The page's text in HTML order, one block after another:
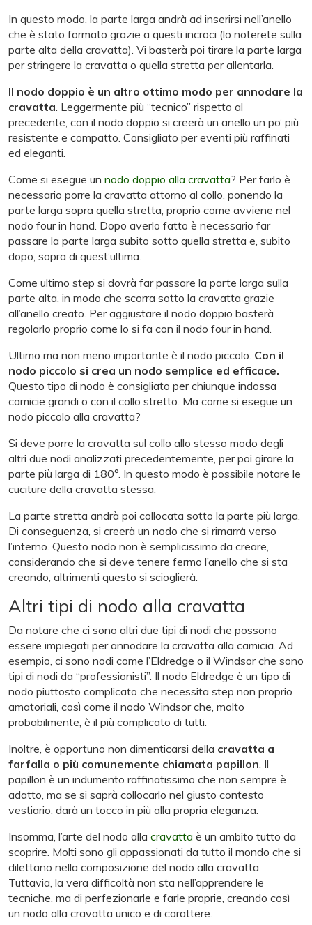
In questo modo, la parte larga andrà ad inserirsi nell’anello
che è stato formato grazie a questi incroci (lo noterete sulla
parte alta della cravatta). Vi basterà poi tirare la parte larga
per stringere la cravatta o quella stretta per allentarla.
Il nodo doppio è un altro ottimo modo per annodare la
cravatta . Leggermente più “tecnico” rispetto al
precedente, con il nodo doppio si creerà un anello un po’ più
resistente e compatto. Consigliato per eventi più raffinati
ed eleganti.
Come si esegue un nodo doppio alla cravatta? Per farlo è
necessario porre la cravatta attorno al collo, ponendo la
parte larga sopra quella stretta, proprio come avviene nel
nodo four in hand. Dopo averlo fatto è necessario far
passare la parte larga subito sotto quella stretta e, subito
dopo, sopra di quest’ultima.
Come ultimo step si dovrà far passare la parte larga sulla
parte alta, in modo che scorra sotto la cravatta grazie
all’anello creato. Per aggiustare il nodo doppio basterà
regolarlo proprio come lo si fa con il nodo four in hand.
Ultimo ma non meno importante è il nodo piccolo. Con il
nodo piccolo si crea un nodo semplice ed efficace.
Questo tipo di nodo è consigliato per chiunque indossa
camicie grandi o con il collo stretto. Ma come si esegue un
nodo piccolo alla cravatta?
Si deve porre la cravatta sul collo allo stesso modo degli
altri due nodi analizzati precedentemente, per poi girare la
parte più larga di 180°. In questo modo è possibile notare le
cuciture della cravatta stessa.
La parte stretta andrà poi collocata sotto la parte più larga.
Di conseguenza, si creerà un nodo che si rimarrà verso
l’interno. Questo nodo non è semplicissimo da creare,
considerando che si deve tenere fermo l’anello che si sta
creando, altrimenti questo si scioglierà.
Altri tipi di nodo alla cravatta
Da notare che ci sono altri due tipi di nodi che possono
essere impiegati per annodare la cravatta alla camicia. Ad
esempio, ci sono nodi come l’Eldredge o il Windsor che sono
tipi di nodi da “professionisti”. Il nodo Eldredge è un tipo di
nodo piuttosto complicato che necessita step non proprio
amatoriali, così come il nodo Windsor che, molto
probabilmente, è il più complicato di tutti.
Inoltre, è opportuno non dimenticarsi della cravatta a
farfalla o più comunemente chiamata papillon . Il
papillon è un indumento raffinatissimo che non sempre è
adatto, ma se si saprà collocarlo nel giusto contesto
vestiario, darà un tocco in più alla propria eleganza.
Insomma, l’arte del nodo alla cravatta è un ambito tutto da
scoprire. Molti sono gli appassionati da tutto il mondo che si
dilettano nella composizione del nodo alla cravatta.
Tuttavia, la vera difficoltà non sta nell’apprendere le
tecniche, ma di perfezionarle e farle proprie, creando così
un nodo alla cravatta unico e di carattere.